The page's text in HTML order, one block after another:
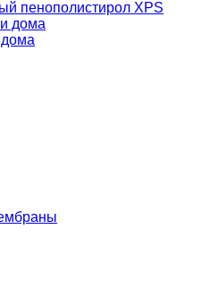
пенополистирол XPS
дома